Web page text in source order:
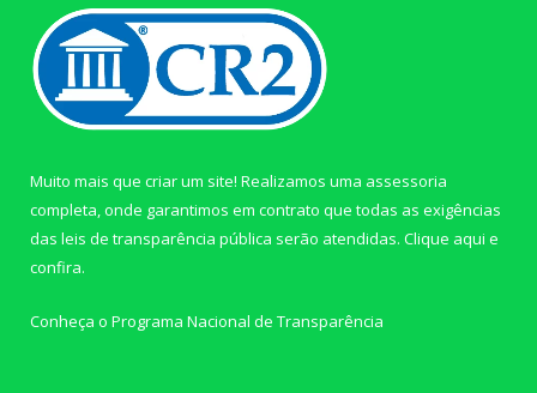
Muito mais que criar um site! Realizamos uma assessoria
completa, onde garantimos em contrato que todas as exigências
das leis de transparência pública serão atendidas. Clique aqui e
confira.
Conheça o Programa Nacional de Transparência